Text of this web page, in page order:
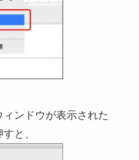
ィンドウが表示された
と、